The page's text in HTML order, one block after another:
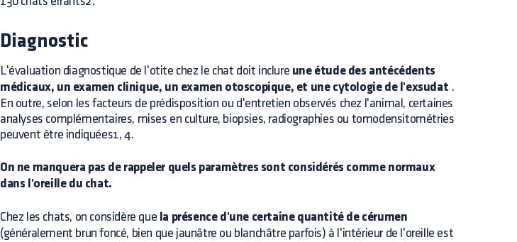
Diagnostic
L'évaluation diagnostique de l'otite chez le chat doit inclure une étude des antécédents
médicaux, un examen clinique, un examen otoscopique, et une cytologie de l'exsudat .
En outre, selon les facteurs de prédisposition ou d'entretien observés chez l'animal, certaines
analyses complémentaires, mises en culture, biopsies, radiographies ou tomodensitométries
peuvent être indiquées1, 4.
On ne manquera pas de rappeler quels paramètres sont considérés comme normaux
dans l'oreille du chat.
Chez les chats, on considère que la présence d'une certaine quantité de cérumen
(généralement brun foncé, bien que jaunâtre ou blanchâtre parfois) à l'intérieur de l'oreille est